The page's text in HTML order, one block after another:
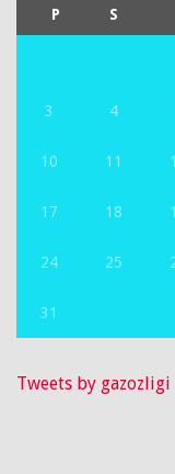
P S
3 4
10 11
17 18
24 25
31
Tweets by gazozligi